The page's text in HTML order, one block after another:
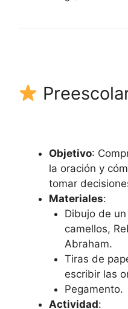
Objetivo:
la oración y
tomar
Materiales:
Dibujo de
camellos,
Abraham.
Tiras de
escribir las
Pegamento.
Actividad: